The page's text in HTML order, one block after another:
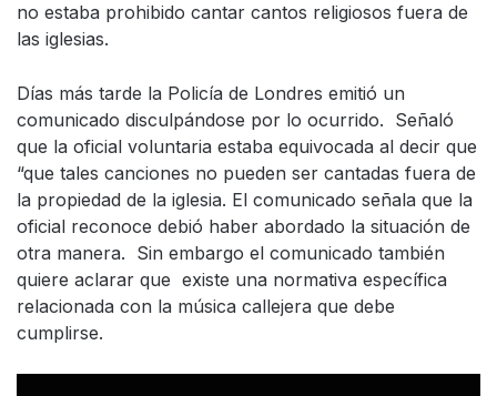
no estaba prohibido cantar cantos religiosos fuera de
las iglesias.
Días más tarde la Policía de Londres emitió un
comunicado disculpándose por lo ocurrido. Señaló
que la oficial voluntaria estaba equivocada al decir que
“que tales canciones no pueden ser cantadas fuera de
la propiedad de la iglesia. El comunicado señala que la
oficial reconoce debió haber abordado la situación de
otra manera. Sin embargo el comunicado también
quiere aclarar que existe una normativa específica
relacionada con la música callejera que debe
cumplirse.